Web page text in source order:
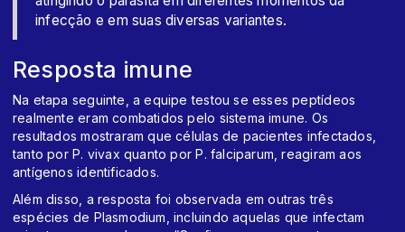
infecção e em suas diversas variantes.
Resposta imune
Na etapa seguinte, a equipe testou se esses peptídeos
realmente eram combatidos pelo sistema imune. Os
resultados mostraram que células de pacientes infectados,
tanto por P. vivax quanto por P. falciparum, reagiram aos
antígenos identificados.
Além disso, a resposta foi observada em outras três
espécies de Plasmodium, incluindo aquelas que infectam